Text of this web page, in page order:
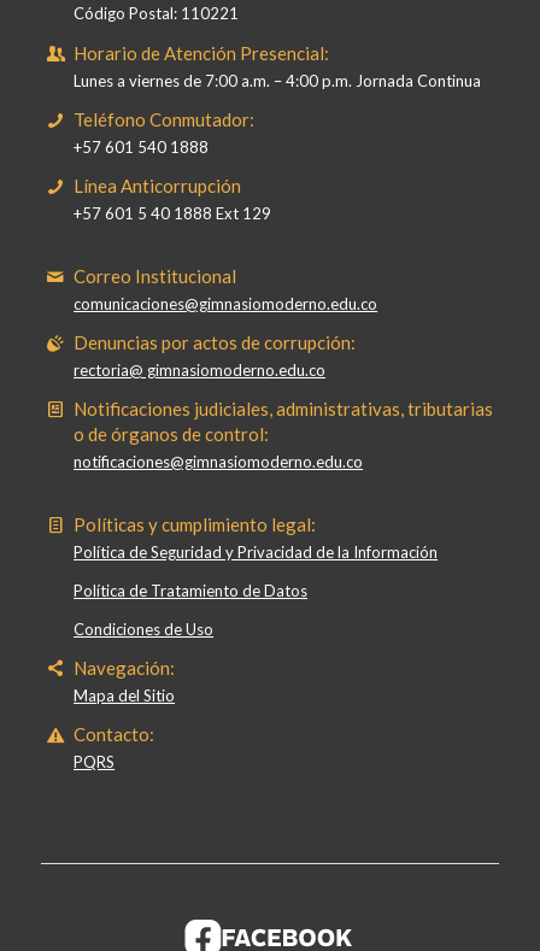
Código Postal: 110221
Horario de Atención Presencial:
Lunes a viernes de 7:00 a.m. – 4:00 p.m. Jornada Continua
Teléfono Conmutador:
+57 601 540 1888
Línea Anticorrupción
+57 601 5 40 1888 Ext 129
Correo Institucional
comunicaciones@gimnasiomoderno.edu.co
Denuncias por actos de corrupción:
rectoria@ gimnasiomoderno.edu.co
Notificaciones judiciales, administrativas, tributarias
o de órganos de control:
notificaciones@gimnasiomoderno.edu.co
Políticas y cumplimiento legal:
Política de Seguridad y Privacidad de la Información
Política de Tratamiento de Datos
Condiciones de Uso
Navegación:
Mapa del Sitio
Contacto:
PQRS